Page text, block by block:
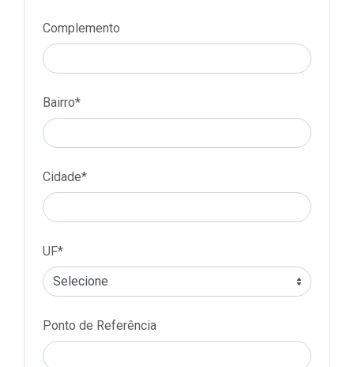
Complemento
Bairro*
Cidade*
UF*
Ponto de Referência